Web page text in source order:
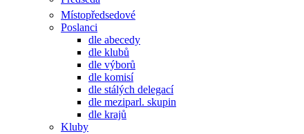
Místopředsedové
Poslanci
dle abecedy
dle klubů
dle výborů
dle komisí
dle stálých delegací
dle meziparl. skupin
dle krajů
Kluby